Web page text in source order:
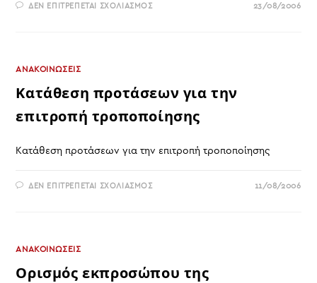
ΔΕΝ ΕΠΙΤΡΈΠΕΤΑΙ ΣΧΟΛΙΑΣΜΌΣΣΤΟ 23/08/2006
ΑΝΑΚΟΙΝΩΣΕΙΣ
Κατάθεση προτάσεων για την
επιτροπή τροποποίησης
Κατάθεση προτάσεων για την επιτροπή τροποποίησης
ΔΕΝ ΕΠΙΤΡΈΠΕΤΑΙ ΣΧΟΛΙΑΣΜΌΣΣΤΟ 11/08/2006
ΑΝΑΚΟΙΝΩΣΕΙΣ
Ορισμός εκπροσώπου της